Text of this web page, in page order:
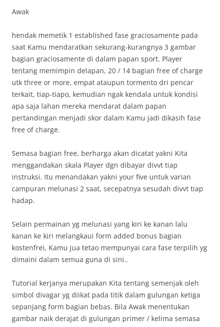
Awak
hendak memetik 1 established fase graciosamente pada
saat Kamu mendaratkan sekurang-kurangnya 3 gambar
bagian graciosamente di dalam papan sport. Player
tentang memimpin delapan, 20 / 14 bagian free of charge
utk three or more, empat ataupun tormento dri pencar
terkait, tiap-tiapo, kemudian ngak kendala untuk kondisi
apa saja lahan mereka mendarat dalam papan
pertandingan menjadi skor dalam Kamu jadi dikasih fase
free of charge.
Semasa bagian free, berharga akan dicatat yakni Kita
menggandakan skala Player dgn dibayar divvt tiap
instruksi. Itu menandakan yakni your five untuk varian
campuran melunasi 2 saat, secepatnya sesudah divvt tiap
hadap.
Selain permainan yg melunasi yang kiri ke kanan lalu
kanan ke kiri melangkaui form added bonus bagian
kostenfrei, Kamu jua tetao mempunyai cara fase terpilih yg
dimaini dalam semua guna di sini..
Tutorial kerjanya merupakan Kita tentang semenjak oleh
simbol divagar yg diikat pada titik dalam gulungan ketiga
sepanjang form bagian bebas. Bila Awak menentukan
gambar naik derajat di gulungan primer / kelima semasa